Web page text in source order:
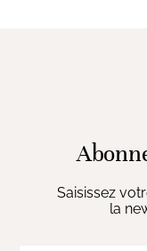
Saisissez
la